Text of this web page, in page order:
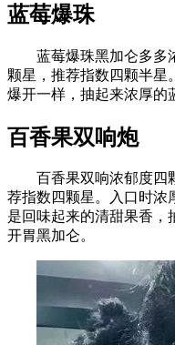
蓝莓爆珠
蓝莓爆珠黑加仑多多
颗星，推荐指数四颗半星
爆开一样，抽起来浓厚的
百香果双响炮
百香果双响浓郁度四
荐指数四颗星。入口时浓
是回味起来的清甜果香，
开胃黑加仑。